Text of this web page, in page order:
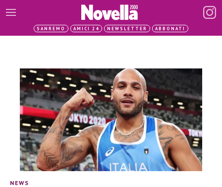
SANREMO AMICI 24 NEWSLETTER ABBONATI
NEWS